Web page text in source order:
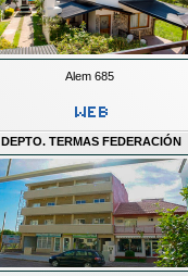
Alem 685
DEPTO. TERMAS FEDERACIÓN